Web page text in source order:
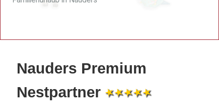
Nauders Premium
Nestpartner